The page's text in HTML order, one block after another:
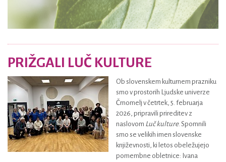
PRIŽGALI LUČ KULTURE
Ob slovenskem kulturnem prazniku
smo v prostorih Ljudske univerze
Črnomelj v četrtek, 5. februarja
2026, pripravili prireditev z
naslovom Luč kulture. Spomnili
smo se velikih imen slovenske
književnosti, ki letos obeležujejo
pomembne obletnice: Ivana